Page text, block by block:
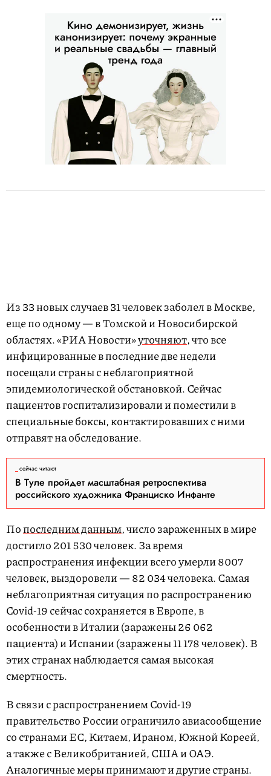
Из 33 новых случаев 31 человек заболел в Москве,
еще по одному — в Томской и Новосибирской
областях. «РИА Новости»уточняют, что все
инфицированные в последние две недели
посещали страны с неблагоприятной
эпидемиологической обстановкой. Сейчас
пациентов госпитализировали и поместили в
специальные боксы, контактировавших с ними
отправят на обследование.
сейчас читают
В Туле пройдет масштабная ретроспектива
российского художника Франциско Инфанте
Попоследним данным,число зараженных в мире
достигло 201 530 человек. За время
распространения инфекции всего умерли 8007
человек, выздоровели — 82 034 человека. Самая
неблагоприятная ситуация по распространению
Covid-19 сейчас сохраняется в Европе, в
особенности в Италии (заражены 26 062
пациента) и Испании (заражены 11 178 человек). В
этих странах наблюдается самая высокая
смертность.
В связи с распространением Covid-19
правительство России ограничило авиасообщение
со странами ЕС, Китаем, Ираном, Южной Кореей,
а также с Великобританией, США и ОАЭ.
Аналогичные меры принимают и другие страны.